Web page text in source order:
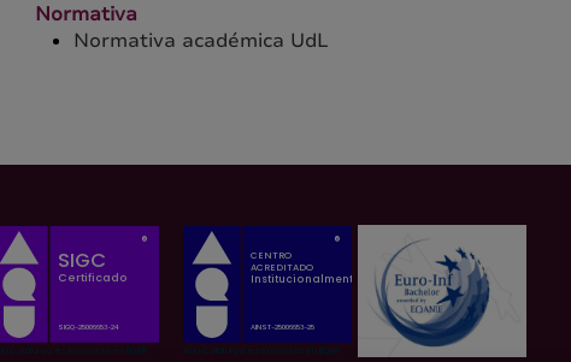
Normativa
Normativa académica UdL